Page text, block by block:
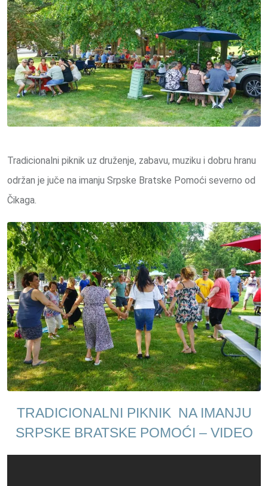
Tradicionalni piknik uz druženje, zabavu, muziku i dobru hranu
održan je juče na imanju Srpske Bratske Pomoći severno od
Čikaga.
TRADICIONALNI PIKNIK NA IMANJU
SRPSKE BRATSKE POMOĆI – VIDEO